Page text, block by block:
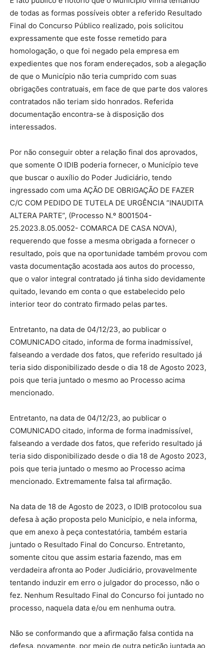
de todas as formas possíveis obter a referido Resultado
Final do Concurso Público realizado, pois solicitou
expressamente que este fosse remetido para
homologação, o que foi negado pela empresa em
expedientes que nos foram endereçados, sob a alegação
de que o Município não teria cumprido com suas
obrigações contratuais, em face de que parte dos valores
contratados não teriam sido honrados. Referida
documentação encontra-se à disposição dos
interessados.
Por não conseguir obter a relação final dos aprovados,
que somente O IDIB poderia fornecer, o Município teve
que buscar o auxílio do Poder Judiciário, tendo
ingressado com uma AÇÃO DE OBRIGAÇÃO DE FAZER
C/C COM PEDIDO DE TUTELA DE URGÊNCIA “INAUDITA
ALTERA PARTE”, (Processo N.º 8001504-
25.2023.8.05.0052- COMARCA DE CASA NOVA),
requerendo que fosse a mesma obrigada a fornecer o
resultado, pois que na oportunidade também provou com
vasta documentação acostada aos autos do processo,
que o valor integral contratado já tinha sido devidamente
quitado, levando em conta o que estabelecido pelo
interior teor do contrato firmado pelas partes.
Entretanto, na data de 04/12/23, ao publicar o
COMUNICADO citado, informa de forma inadmissível,
falseando a verdade dos fatos, que referido resultado já
teria sido disponibilizado desde o dia 18 de Agosto 2023,
pois que teria juntado o mesmo ao Processo acima
mencionado.
Entretanto, na data de 04/12/23, ao publicar o
COMUNICADO citado, informa de forma inadmissível,
falseando a verdade dos fatos, que referido resultado já
teria sido disponibilizado desde o dia 18 de Agosto 2023,
pois que teria juntado o mesmo ao Processo acima
mencionado. Extremamente falsa tal afirmação.
Na data de 18 de Agosto de 2023, o IDIB protocolou sua
defesa à ação proposta pelo Município, e nela informa,
que em anexo à peça contestatória, também estaria
juntado o Resultado Final do Concurso. Entretanto,
somente citou que assim estaria fazendo, mas em
verdadeira afronta ao Poder Judiciário, provavelmente
tentando induzir em erro o julgador do processo, não o
fez. Nenhum Resultado Final do Concurso foi juntado no
processo, naquela data e/ou em nenhuma outra.
Não se conformando que a afirmação falsa contida na
defesa, novamente, por meio de outra petição juntada ao